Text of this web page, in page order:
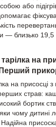
або
— близько
на
на присосці
страв:
бортик
чому дитині
Надійна